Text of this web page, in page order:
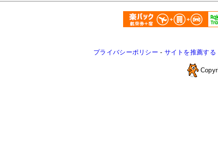
プライバシーポリシー - サイトを推薦する